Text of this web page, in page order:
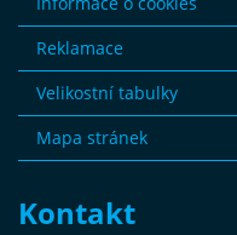
Reklamace
Velikostní tabulky
Mapa stránek
Kontakt